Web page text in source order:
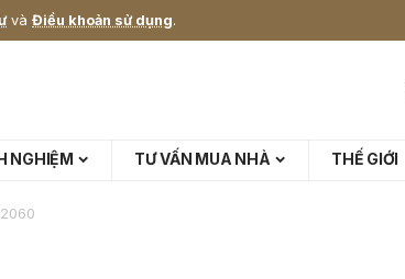
và Điều khoản sử dụng.
NGHIỆM TƯ VẤN MUA NHÀ THẾ GIỚI